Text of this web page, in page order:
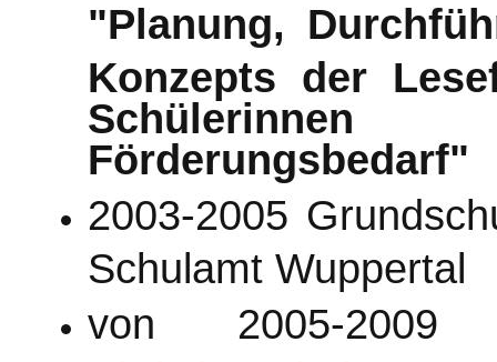
"Planung,
Konzepts der
Förderungsbedarf"
2003-2005
Schulamt Wuppertal
von 2005-